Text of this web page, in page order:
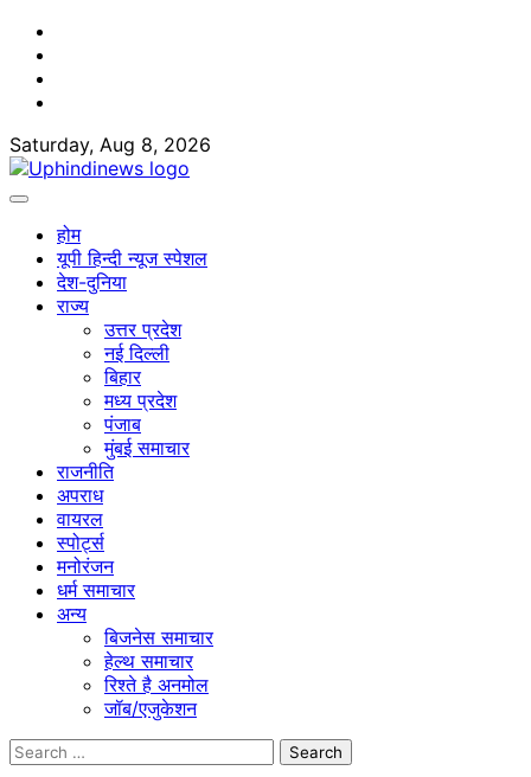
Skip
content
Saturday, Aug 8, 2026
होम
यूपी हिन्दी न्यूज स्पेशल
देश-दुनिया
राज्य
उत्तर प्रदेश
नई दिल्ली
बिहार
मध्य प्रदेश
पंजाब
मुंबई समाचार
राजनीति
अपराध
वायरल
स्पोर्ट्स
मनोरंजन
धर्म समाचार
अन्य
बिजनेस समाचार
हेल्थ समाचार
रिश्ते है अनमोल
जॉब/एजुकेशन
Search